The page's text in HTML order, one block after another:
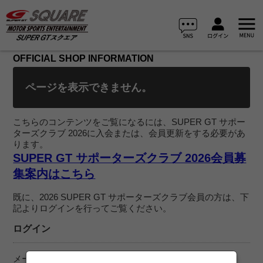
OFFICIAL SHOP INFORMATION
ページを表示できません。
こちらのコンテンツをご覧になるには、SUPER GT サポー
ターズクラブ 2026に入会または、会員更新をする必要があ
ります。
SUPER GT サポーターズクラブ 2026会員募
集案内はこちら
既に、2026 SUPER GT サポーターズクラブ会員の方は、下
記よりログインを行ってご覧ください。
ログイン
メールアドレス